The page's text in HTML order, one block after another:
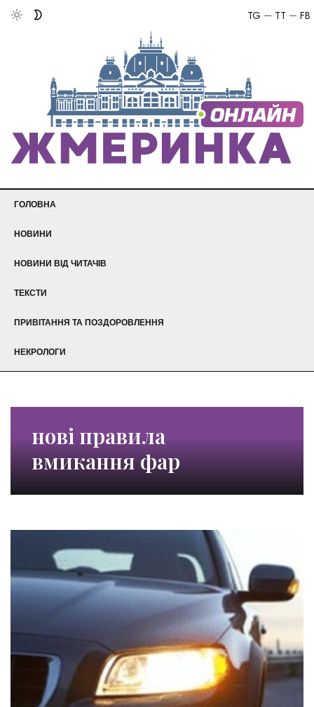
FB
TT
TG
ГОЛОВНА
НОВИНИ
НОВИНИ ВІД ЧИТАЧІВ
ТЕКСТИ
ПРИВІТАННЯ ТА ПОЗДОРОВЛЕННЯ
НЕКРОЛОГИ
нові правила
вмикання фар